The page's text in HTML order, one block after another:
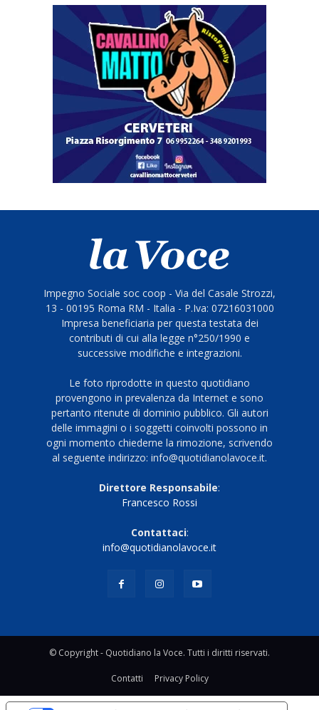
Impegno Sociale soc coop - Via del Casale Strozzi,
13 - 00195 Roma RM - Italia - P.Iva: 07216031000
Impresa beneficiaria per questa testata dei
contributi di cui alla legge n°250/1990 e
successive modifiche e integrazioni.
Le foto riprodotte in questo quotidiano
provengono in prevalenza da Internet e sono
pertanto ritenute di dominio pubblico. Gli autori
delle immagini o i soggetti coinvolti possono in
ogni momento chiederne la rimozione, scrivendo
al seguente indirizzo: info@quotidianolavoce.it.
Direttore Responsabile:
Francesco Rossi
Contattaci:
info@quotidianolavoce.it
© Copyright - Quotidiano la Voce. Tutti i diritti riservati.
Contatti Privacy Policy